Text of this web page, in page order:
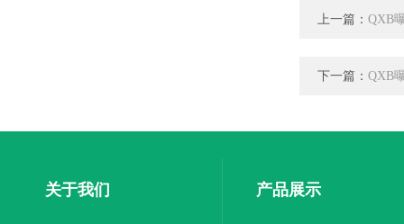
上一篇： QXB
下一篇： QXB
关于我们 产品展示